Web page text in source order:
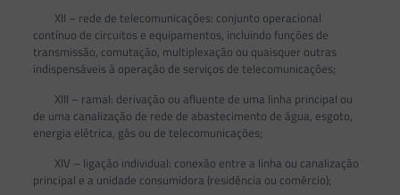
XII – rede de telecomunicações: conjunto operacional
contínuo de circuitos e equipamentos, incluindo funções de
transmissão, comutação, multiplexação ou quaisquer outras
indispensáveis à operação de serviços de telecomunicações;
XIII – ramal: derivação ou afluente de uma linha principal ou
de uma canalização de rede de abastecimento de água, esgoto,
energia elétrica, gás ou de telecomunicações;
XIV – ligação individual: conexão entre a linha ou canalização
principal e a unidade consumidora (residência ou comércio);